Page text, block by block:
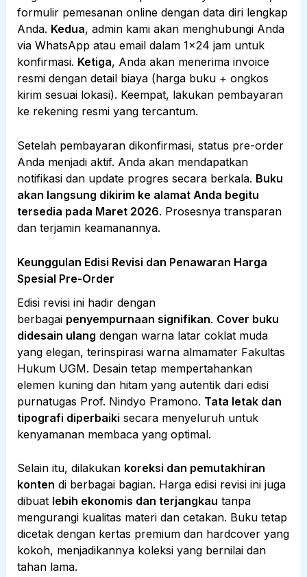
formulir pemesanan online dengan data diri lengkap
Anda. Kedua, admin kami akan menghubungi Anda
via WhatsApp atau email dalam 1×24 jam untuk
konfirmasi. Ketiga, Anda akan menerima invoice
resmi dengan detail biaya (harga buku + ongkos
kirim sesuai lokasi). Keempat, lakukan pembayaran
ke rekening resmi yang tercantum.
Setelah pembayaran dikonfirmasi, status pre-order
Anda menjadi aktif. Anda akan mendapatkan
notifikasi dan update progres secara berkala. Buku
akan langsung dikirim ke alamat Anda begitu
tersedia pada Maret 2026. Prosesnya transparan
dan terjamin keamanannya.
Keunggulan Edisi Revisi dan Penawaran Harga
Spesial Pre-Order
Edisi revisi ini hadir dengan
berbagai penyempurnaan signifikan. Cover buku
didesain ulang dengan warna latar coklat muda
yang elegan, terinspirasi warna almamater Fakultas
Hukum UGM. Desain tetap mempertahankan
elemen kuning dan hitam yang autentik dari edisi
purnatugas Prof. Nindyo Pramono. Tata letak dan
tipografi diperbaiki secara menyeluruh untuk
kenyamanan membaca yang optimal.
Selain itu, dilakukan koreksi dan pemutakhiran
konten di berbagai bagian. Harga edisi revisi ini juga
dibuat lebih ekonomis dan terjangkau tanpa
mengurangi kualitas materi dan cetakan. Buku tetap
dicetak dengan kertas premium dan hardcover yang
kokoh, menjadikannya koleksi yang bernilai dan
tahan lama.